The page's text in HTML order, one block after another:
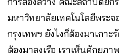
มหาวิทยาลัยเทคโนโลยีพระจ
กรุงเทพฯ ยังไงก็ต้องมาเกาะ
ต้องมาลงเรือ เราเห็นศักยภ